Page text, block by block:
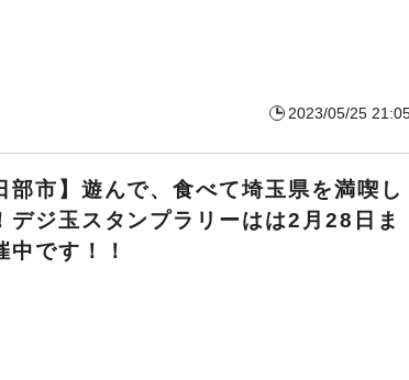
2023/05/25
部市】遊んで、食べて埼玉県を満喫し
デジ玉スタンプラリーはは2月28日ま
中です！！